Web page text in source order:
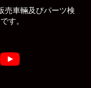
売車輛及びパーツ検
す。